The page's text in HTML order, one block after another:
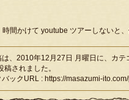
時間かけて youtube ツアーしないと
は、2010年12月27日 月曜日に、カテ
稿されました。
バックURL : https://masazumi-